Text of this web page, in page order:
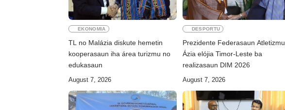
EKONOMIA
TL no Malázia diskute hemetin
kooperasaun iha área turizmu no
edukasaun
August 7, 2026
DESPORTU
Prezidente Federasaun Atletizmu
Ázia elójia Timor-Leste ba
realizasaun DIM 2026
August 7, 2026